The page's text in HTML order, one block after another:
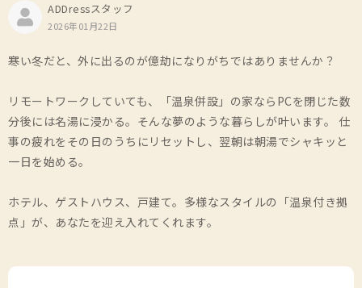
ADDressスタッフ
2026年01月22日
寒い冬だと、外に出るのが億劫になりがちではありませんか？
リモートワークしていても、「温泉併設」の家ならPCを閉じた数
分後には名湯に浸かる。そんな夢のような暮らしが叶います。 仕
事の疲れをその日のうちにリセットし、翌朝は朝湯でシャキッと
一日を始める。
ホテル、ゲストハウス、戸建て。多様なスタイルの「温泉付き拠
点」が、あなたを迎え入れてくれます。